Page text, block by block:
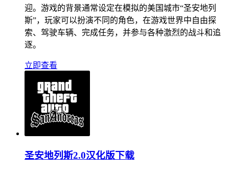
迎。游戏的背景通常设定在模拟的美国城市“圣安地列
斯”，玩家可以扮演不同的角色，在游戏世界中自由探
索、驾驶车辆、完成任务，并参与各种激烈的战斗和追
逐。
立即查看
圣安地列斯2.0汉化版下载